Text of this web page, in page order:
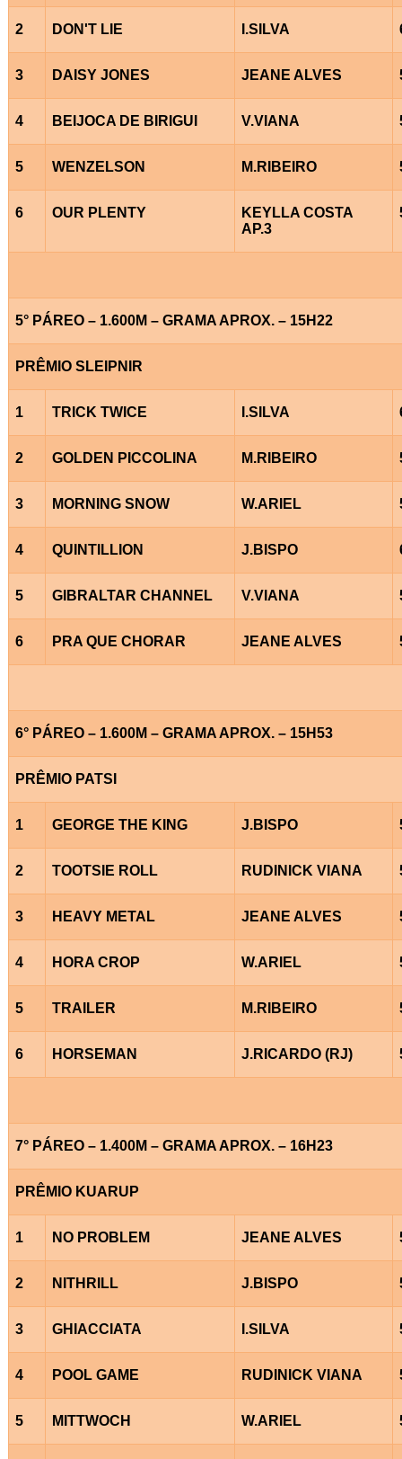
2 DON'T LIE I.SILVA
3 DAISY JONES JEANE ALVES
4 BEIJOCA DE BIRIGUI V.VIANA
5 WENZELSON M.RIBEIRO
6 OUR PLENTY
KEYLLA COSTA
AP.3
5° PÁREO – 1.600M – GRAMA APROX. – 15H22
PRÊMIO SLEIPNIR
1 TRICK TWICE I.SILVA
2 GOLDEN PICCOLINA M.RIBEIRO
3 MORNING SNOW W.ARIEL
4 QUINTILLION J.BISPO
5 GIBRALTAR CHANNEL V.VIANA
6 PRA QUE CHORAR JEANE ALVES
6° PÁREO – 1.600M – GRAMA APROX. – 15H53
PRÊMIO PATSI
1 GEORGE THE KING J.BISPO
2 TOOTSIE ROLL RUDINICK VIANA
3 HEAVY METAL JEANE ALVES
4 HORA CROP W.ARIEL
5 TRAILER M.RIBEIRO
6 HORSEMAN J.RICARDO (RJ)
7° PÁREO – 1.400M – GRAMA APROX. – 16H23
PRÊMIO KUARUP
1 NO PROBLEM JEANE ALVES
2 NITHRILL J.BISPO
3 GHIACCIATA I.SILVA
4 POOL GAME RUDINICK VIANA
5 MITTWOCH W.ARIEL